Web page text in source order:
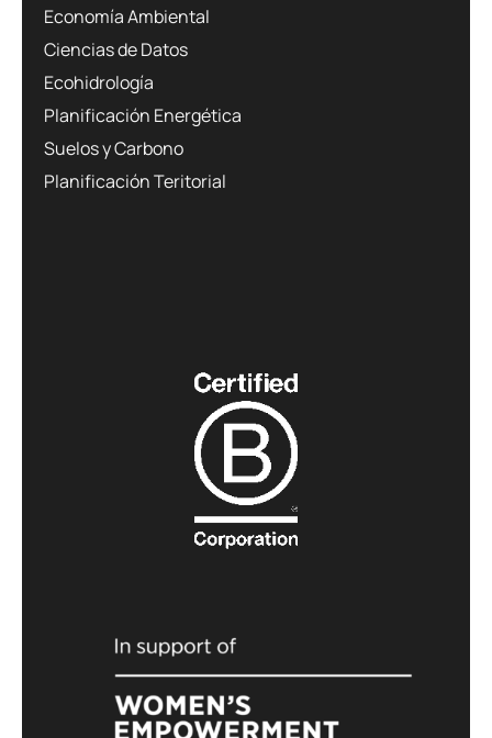
Economía Ambiental
Ciencias de Datos
Ecohidrología
Planificación Energética
Suelos y Carbono
Planificación Teritorial